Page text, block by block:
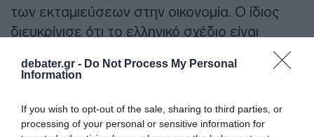
debater.gr - Do Not Process My Personal
Information
If you wish to opt-out of the sale, sharing to third parties, or
processing of your personal or sensitive information for
των εκταμιεύσεων στην οικονομία. Ο ίδιος
διευκρίνισε ότι το ελληνικό σχέδιο είναι
οπισθοβαρές, γι’ αυτό υπάρχει φυσιολογική
εξέλιξη στην υλοποίηση των έργων,
πραγματοποιούνται και το 2027, αφού η
τελευταία εκταμίευση θα γίνει τον Δεκέμβριο